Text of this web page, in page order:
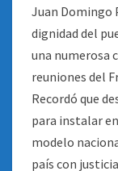
Juan Domingo
dignidad del
una numerosa
reuniones del
Recordó que
para instalar
modelo
país con